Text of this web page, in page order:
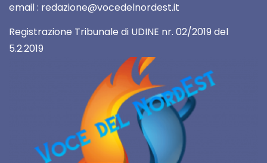
email : redazione@vocedelnordest.it
Registrazione Tribunale di UDINE nr. 02/2019 del
5.2.2019